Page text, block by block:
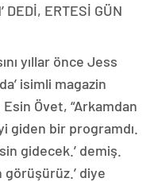
DEDİ, ERTESİ GÜN
yıllar önce Jess
isimli magazin
Esin Övet, “Arkamdan
giden bir programdı.
gidecek.’ demiş.
görüşürüz.’ diye